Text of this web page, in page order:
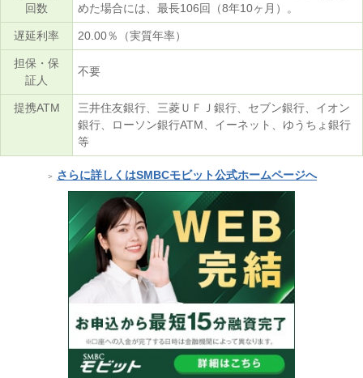
回数
めた場合には、最長106回（8年10ヶ月）。
遅延利率 20.00％（実質年率）
担保・保
証人
不要
提携ATM
三井住友銀行、三菱ＵＦＪ銀行、セブン銀行、イオン
銀行、ローソン銀行ATM、イーネット、ゆうちょ銀行
等
＞ さらに詳しくはSMBCモビット公式ホームページへ